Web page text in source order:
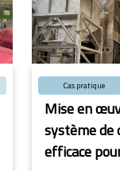
Cas pratique
Mise en
système de
efficace